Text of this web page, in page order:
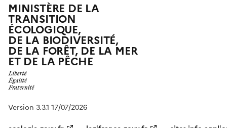
MINISTÈRE DE LA
TRANSITION
ÉCOLOGIQUE,
DE LA BIODIVERSITÉ,
DE LA FORÊT, DE LA MER
ET DE LA PÊCHE
Version 3.3.1 17/07/2026